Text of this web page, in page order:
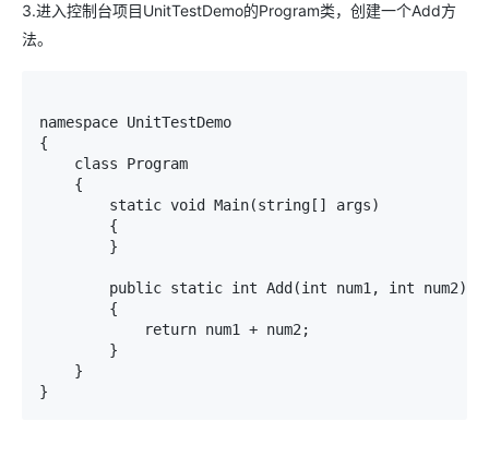
3.进入控制台项目UnitTestDemo的Program类，创建一个Add方
法。
namespace UnitTestDemo
{
    class Program
    {
        static void Main(string[] args)
        {
        }
        public static int Add(int num1, int num2)
        {
            return num1 + num2;
        }
    }
}